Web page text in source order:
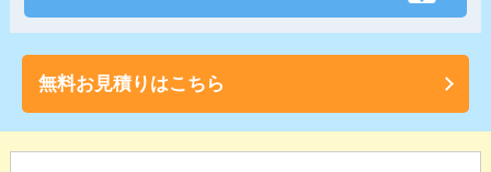
無料お見積りはこちら